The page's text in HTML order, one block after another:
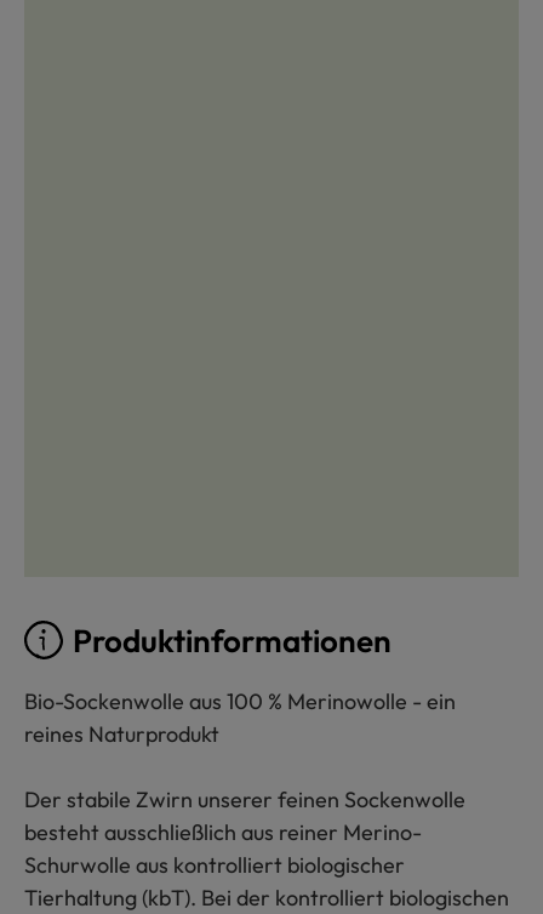
Produktinformationen
Bio-Sockenwolle aus 100 % Merinowolle - ein
reines Naturprodukt
Der stabile Zwirn unserer feinen Sockenwolle
besteht ausschließlich aus reiner Merino-
Schurwolle aus kontrolliert biologischer
Tierhaltung (kbT). Bei der kontrolliert biologischen